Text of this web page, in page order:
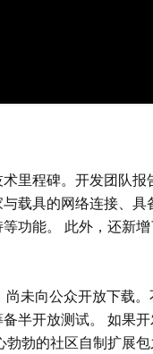
里程碑。开发团队报
载具的网络连接、
功能。 此外，还新
未向公众开放下载
半开放测试。 如果
勃勃的社区自制扩展包